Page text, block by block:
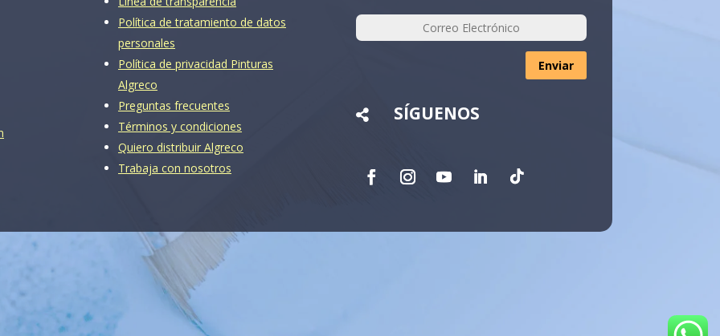
Política de tratamiento de datos
personales
Política de privacidad Pinturas
Algreco
Preguntas frecuentes
Términos y condiciones
Quiero distribuir Algreco
Trabaja con nosotros
Enviar
 SÍGUENOS